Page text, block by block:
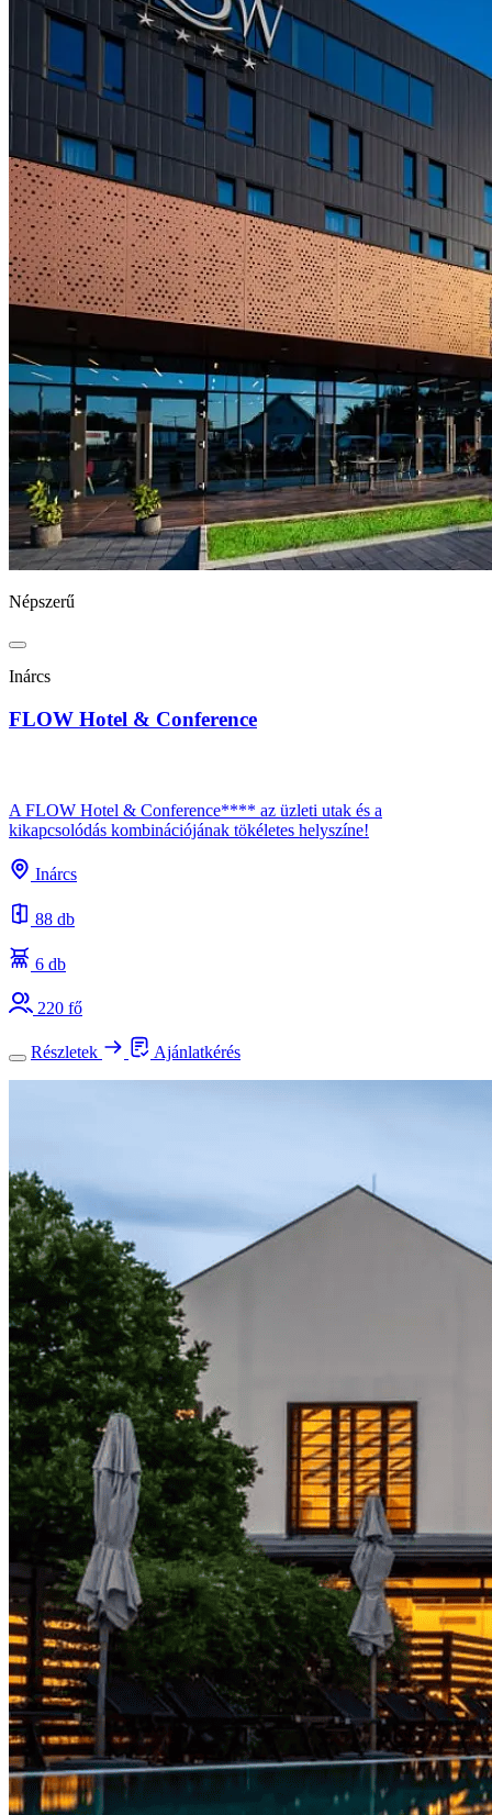
Népszerű
Inárcs
FLOW Hotel & Conference
A FLOW Hotel & Conference**** az üzleti utak és a
kikapcsolódás kombinációjának tökéletes helyszíne!
Inárcs
88 db
6 db
220 fő
Részletek Ajánlatkérés